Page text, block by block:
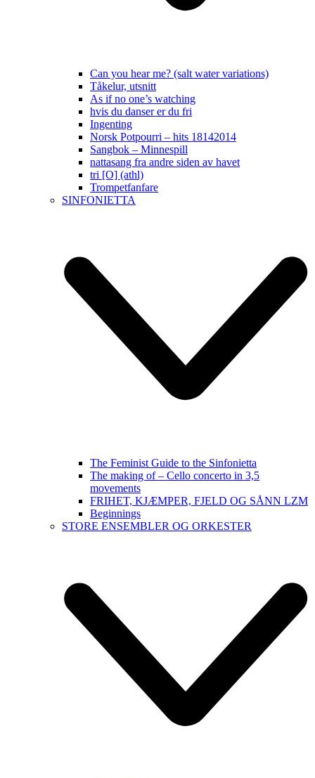
Can you hear me? (salt water variations)
Tåkelur, utsnitt
As if no one’s watching
hvis du danser er du fri
Ingenting
Norsk Potpourri – hits 18142014
Sangbok – Minnespill
nattasang fra andre siden av havet
tri [O] (athl)
Trompetfanfare
SINFONIETTA
The Feminist Guide to the Sinfonietta
The making of – Cello concerto in 3,5
movements
FRIHET, KJÆMPER, FJELD OG SÅNN LZM
Beginnings
STORE ENSEMBLER OG ORKESTER